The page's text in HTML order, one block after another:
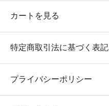
カートを見る
特定商取引法に基づく表記
プライバシーポリシー